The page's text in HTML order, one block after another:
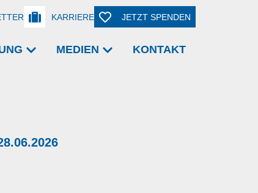
KARRIERE JETZT SPENDEN
MEDIEN KONTAKT